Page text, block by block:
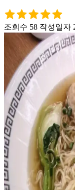
조회수 58 작성일자